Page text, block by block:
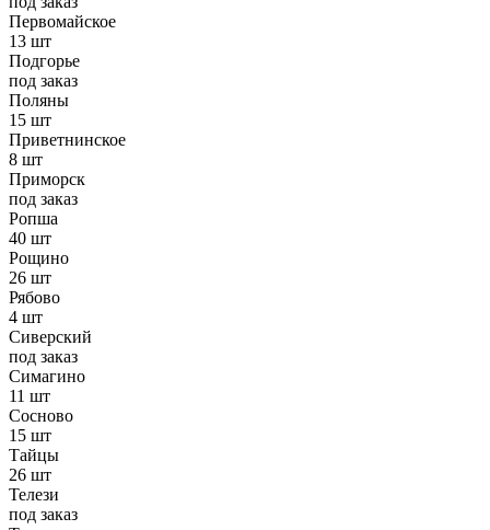
Первомайское
13 шт
Подгорье
под заказ
Поляны
15 шт
Приветнинское
8 шт
Приморск
под заказ
Ропша
40 шт
Рощино
26 шт
Рябово
4 шт
Сиверский
под заказ
Симагино
11 шт
Сосново
15 шт
Тайцы
26 шт
Телези
под заказ